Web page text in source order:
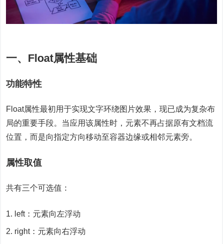
一、Float属性基础
功能特性
Float属性最初用于实现文字环绕图片效果，现已成为复杂布
局的重要手段。当应用该属性时，元素不再占据原有文档流
位置，而是向指定方向移动至容器边缘或相邻元素旁。
属性取值
共有三个可选值：
left：元素向左浮动
right：元素向右浮动